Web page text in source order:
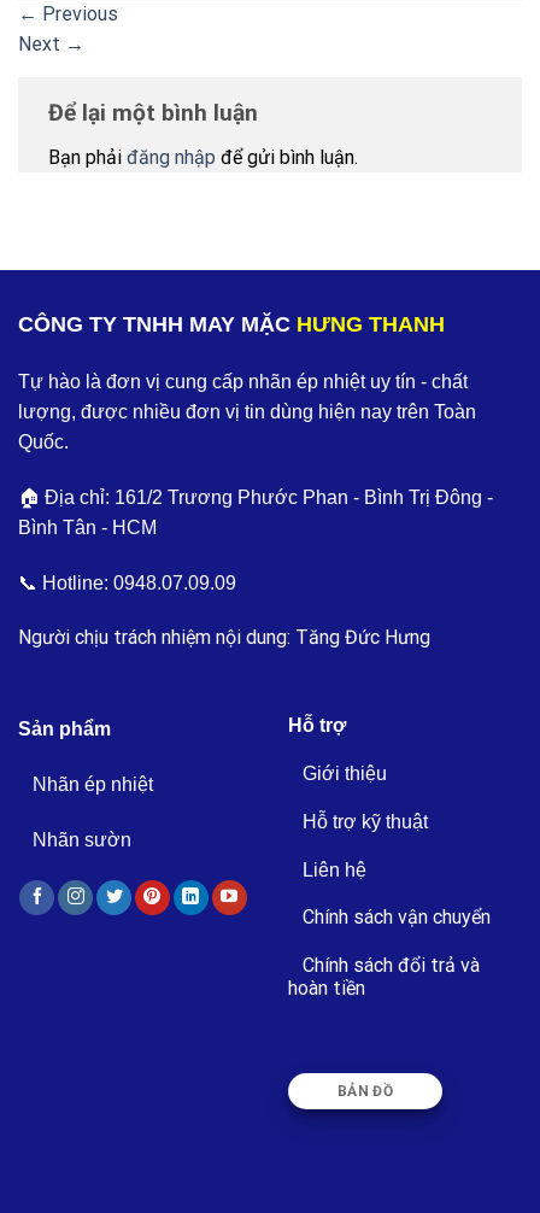
← Previous
Next →
Để lại một bình luận
Bạn phải đăng nhập để gửi bình luận.
CÔNG TY TNHH MAY MẶC HƯNG THANH
Tự hào là đơn vị cung cấp nhãn ép nhiệt uy tín - chất
lượng, được nhiều đơn vị tin dùng hiện nay trên Toàn
Quốc.
🏠 Địa chỉ: 161/2 Trương Phước Phan - Bình Trị Đông -
Bình Tân - HCM
📞 Hotline: 0948.07.09.09
Người chịu trách nhiệm nội dung: Tăng Đức Hưng
Sản phẩm
Nhãn ép nhiệt
Nhãn sườn
Hỗ trợ
Giới thiệu
Hỗ trợ kỹ thuật
Liên hệ
Chính sách vận chuyển
Chính sách đổi trả và
hoàn tiền
BẢN ĐỒ